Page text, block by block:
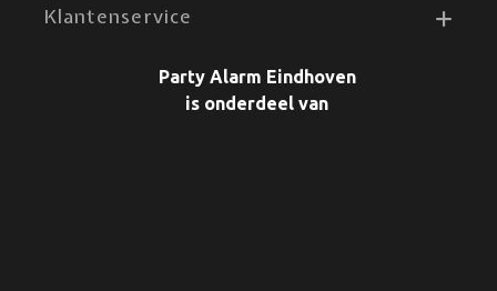
Klantenservice
Party Alarm Eindhoven
is onderdeel van